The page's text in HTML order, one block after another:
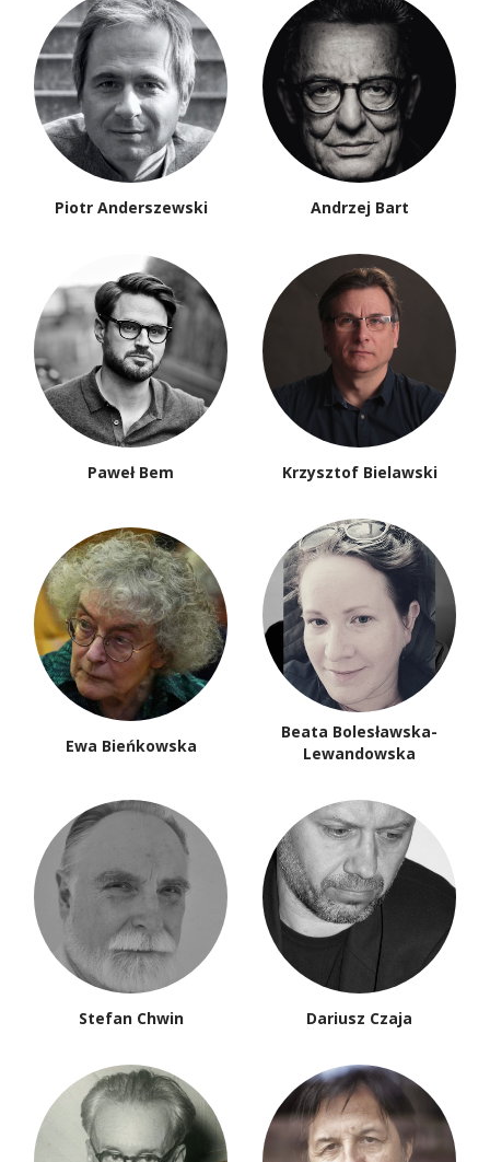
Piotr Anderszewski Andrzej Bart
Paweł Bem Krzysztof Bielawski
Ewa Bieńkowska
Beata Bolesławska-
Lewandowska
Stefan Chwin Dariusz Czaja